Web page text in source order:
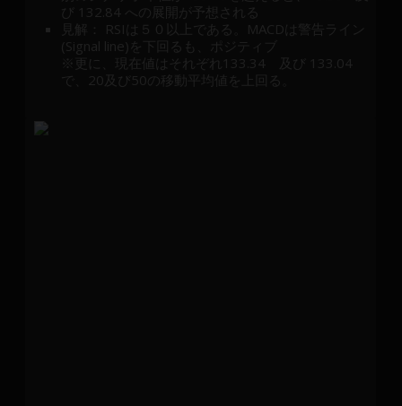
び 132.84 への展開が予想される
見解： RSIは５０以上である。MACDは警告ライン
(Signal line)を下回るも、ポジティブ
※更に、現在値はそれぞれ133.34 及び 133.04
で、20及び50の移動平均値を上回る。